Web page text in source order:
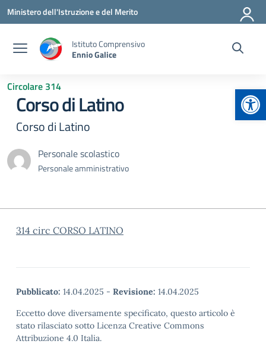
Vai ai contenuti
Vai al menu di navigazione
Vai al footer
Ministero dell'Istruzione e del Merito
Istituto Comprensivo
Ennio Galice
Circolare 314
Corso di Latino
Corso di Latino
Personale scolastico
Personale amministrativo
314 circ CORSO LATINO
Pubblicato: 14.04.2025 - Revisione: 14.04.2025
Eccetto dove diversamente specificato, questo articolo è
stato rilasciato sotto Licenza Creative Commons
Attribuzione 4.0 Italia.